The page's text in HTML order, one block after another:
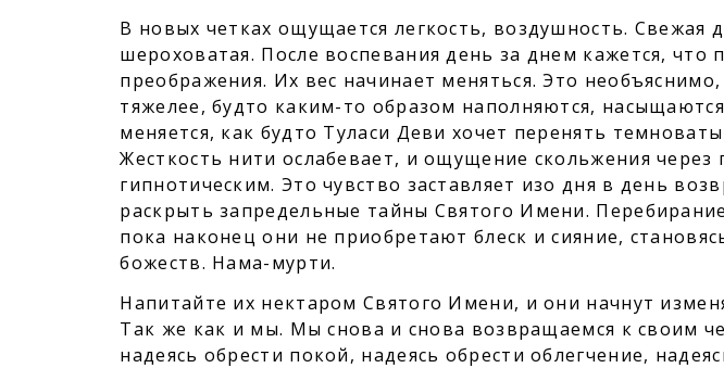
В новых четках ощущается легкость, воздушность. Свежая
шероховатая. После воспевания день за днем кажется, что
преображения. Их вес начинает меняться. Это
тяжелее, будто каким-то образом наполняются,
меняется, как будто Туласи Деви хочет перенять
Жесткость нити ослабевает, и ощущение скольжения через
гипнотическим. Это чувство заставляет изо дня в день
раскрыть запредельные тайны Святого Имени. Перебирание
пока наконец они не приобретают блеск и сияние,
божеств. Нама-мурти.
Напитайте их нектаром Святого Имени, и они начнут
Так же как и мы. Мы снова и снова возвращаемся к своим
надеясь обрести покой, надеясь обрести облегчение,